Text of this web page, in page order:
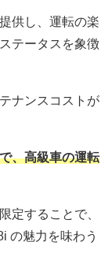
供し、運転の楽
テータスを象徴
ナンスコストが
、高級車の運転
定することで、
の魅力を味わう